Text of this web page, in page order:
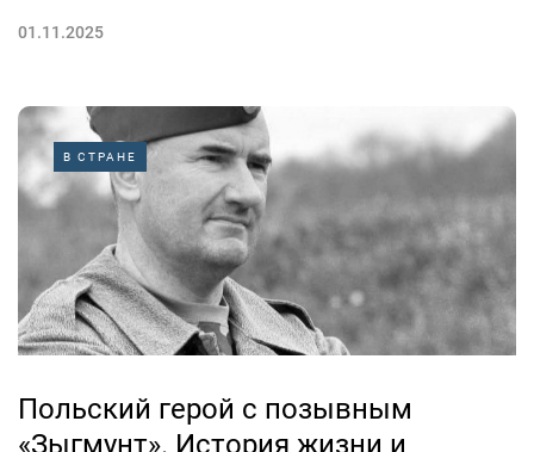
01.11.2025
В СТРАНЕ
Польский герой с позывным
«Зыгмунт». История жизни и